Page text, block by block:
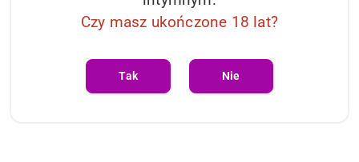
Czy masz ukończone 18 lat?
Tak Nie